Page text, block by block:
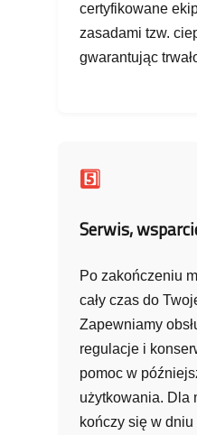
certyfikowane
zasadami tzw.
gwarantując
5️⃣
Serwis,
Po zakończeniu
cały czas do
Zapewniamy
regulacje i
pomoc w
użytkowania. Dla
kończy się w